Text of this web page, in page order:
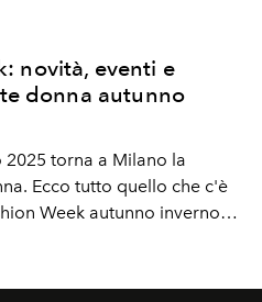
novità, eventi e
donna autunno
torna a Milano la
Ecco tutto quello che c'è
Week autunno inverno